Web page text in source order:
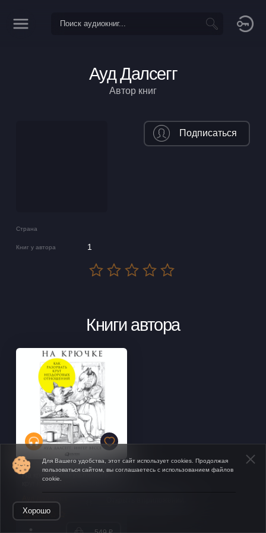
Ауд Далсегг
Автор книг
Страна
Книг у автора 1
Подписаться
Книги автора
На крючке. Как разорвать
круг нездоровых отношений
Для Вашего удобства, этот сайт использует cookies. Продолжая
пользоваться сайтом, вы соглашаетесь с использованием файлов
cookie.
Хорошо